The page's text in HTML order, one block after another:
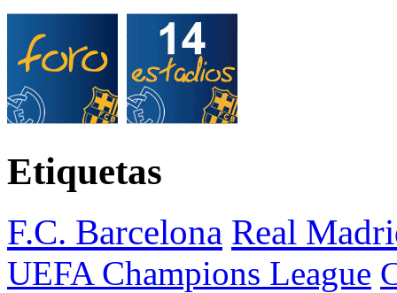
Etiquetas
F.C. Barcelona Real
UEFA Champions League